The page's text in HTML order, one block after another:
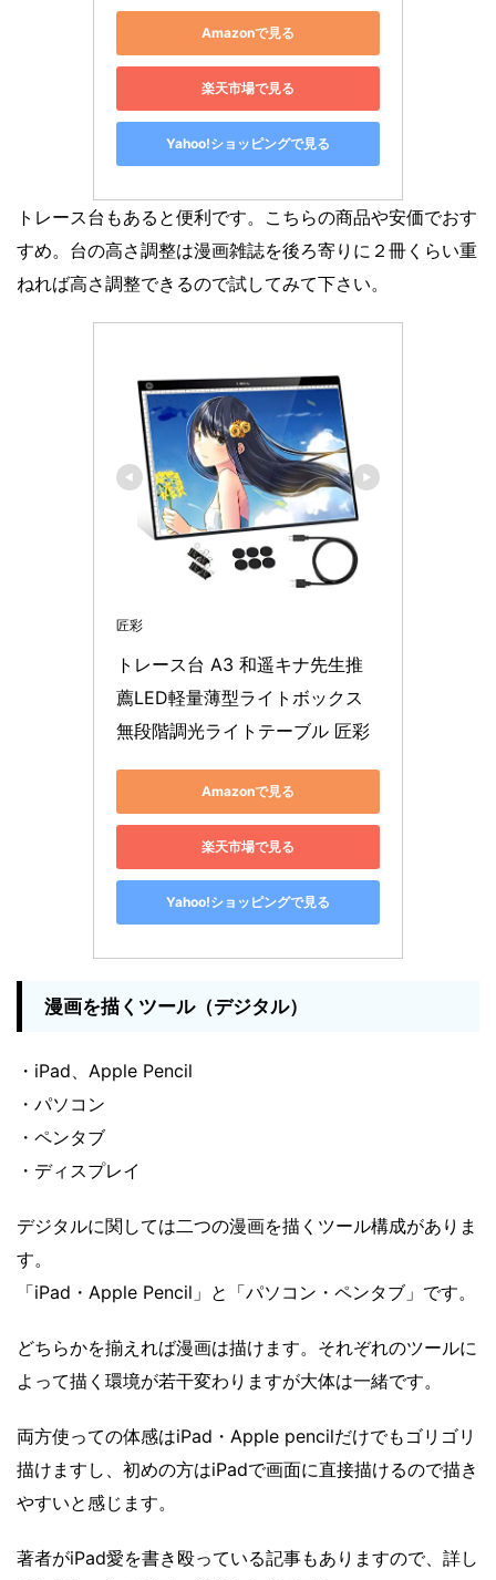
Amazonで見る
楽天市場で見る
Yahoo!ショッピングで見る
トレース台もあると便利です。こちらの商品や安価でおす
すめ。台の高さ調整は漫画雑誌を後ろ寄りに２冊くらい重
ねれば高さ調整できるので試してみて下さい。
匠彩
トレース台 A3 和遥キナ先生推
薦LED軽量薄型ライトボックス
無段階調光ライトテーブル 匠彩
Amazonで見る
楽天市場で見る
Yahoo!ショッピングで見る
漫画を描くツール（デジタル）
・iPad、Apple Pencil
・パソコン
・ペンタブ
・ディスプレイ
デジタルに関しては二つの漫画を描くツール構成がありま
す。
「iPad・Apple Pencil」と「パソコン・ペンタブ」です。
どちらかを揃えれば漫画は描けます。それぞれのツールに
よって描く環境が若干変わりますが大体は一緒です。
両方使っての体感はiPad・Apple pencilだけでもゴリゴリ
描けますし、初めの方はiPadで画面に直接描けるので描き
やすいと感じます。
著者がiPad愛を書き殴っている記事もありますので、詳し